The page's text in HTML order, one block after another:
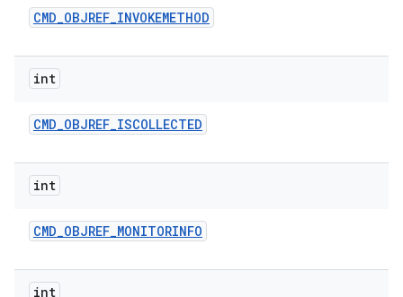
CMD_OBJREF_INVOKEMETHOD
int
CMD_OBJREF_ISCOLLECTED
int
CMD_OBJREF_MONITORINFO
int